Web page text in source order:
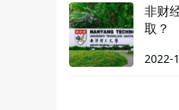
非财
取？
2022-